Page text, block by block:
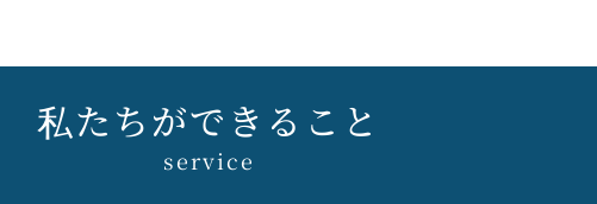
私たちができること
service